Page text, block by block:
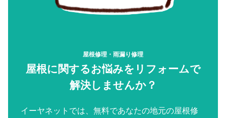
屋根修理・雨漏り修理
屋根に関するお悩みをリフォームで
解決しませんか？
イーヤネットでは、無料であなたの地元の屋根修